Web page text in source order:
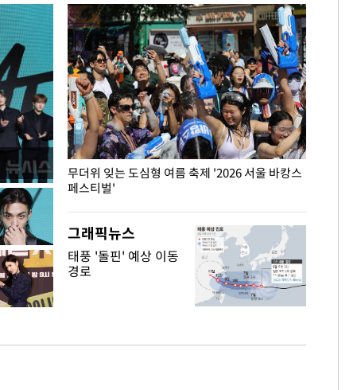
무더위 잊는 도심형 여름 축제 '2026 서울 바캉스
페스티벌'
그래픽뉴스
태풍 '돌핀' 예상 이동
경로